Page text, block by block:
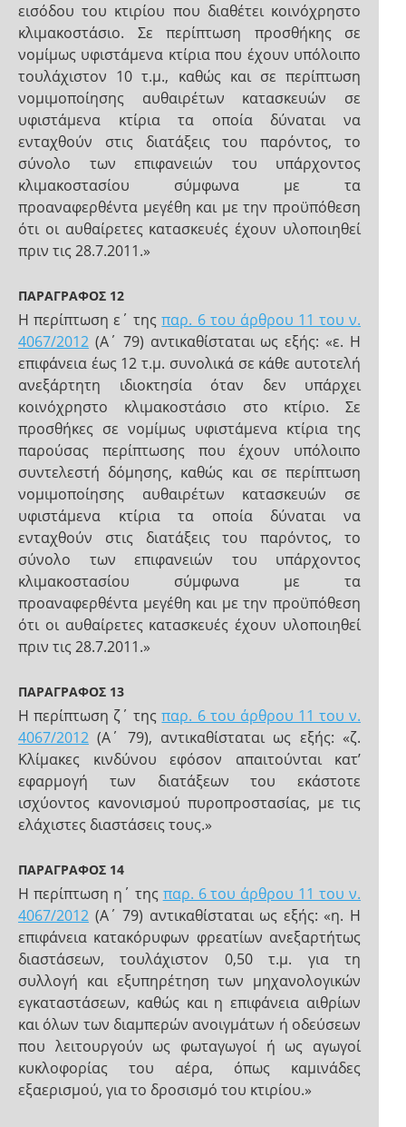
εισόδου του κτιρίου που διαθέτει κοινόχρηστο
κλιμακοστάσιο. Σε περίπτωση προσθήκης σε
νομίμως υφιστάμενα κτίρια που έχουν υπόλοιπο
τουλάχιστον 10 τ.μ., καθώς και σε περίπτωση
νομιμοποίησης αυθαιρέτων κατασκευών σε
υφιστάμενα κτίρια τα οποία δύναται να
ενταχθούν στις διατάξεις του παρόντος, το
σύνολο των επιφανειών του υπάρχοντος
κλιμακοστασίου σύμφωνα με τα
προαναφερθέντα μεγέθη και με την προϋπόθεση
ότι οι αυθαίρετες κατασκευές έχουν υλοποιηθεί
πριν τις 28.7.2011.»
ΠΑΡΑΓΡΑΦΟΣ 12
Η περίπτωση ε΄ τηςπαρ. 6 του άρθρου 11 του ν.
4067/2012 (Α΄ 79) αντικαθίσταται ως εξής: «ε. Η
επιφάνεια έως 12 τ.μ. συνολικά σε κάθε αυτοτελή
ανεξάρτητη ιδιοκτησία όταν δεν υπάρχει
κοινόχρηστο κλιμακοστάσιο στο κτίριο. Σε
προσθήκες σε νομίμως υφιστάμενα κτίρια της
παρούσας περίπτωσης που έχουν υπόλοιπο
συντελεστή δόμησης, καθώς και σε περίπτωση
νομιμοποίησης αυθαιρέτων κατασκευών σε
υφιστάμενα κτίρια τα οποία δύναται να
ενταχθούν στις διατάξεις του παρόντος, το
σύνολο των επιφανειών του υπάρχοντος
κλιμακοστασίου σύμφωνα με τα
προαναφερθέντα μεγέθη και με την προϋπόθεση
ότι οι αυθαίρετες κατασκευές έχουν υλοποιηθεί
πριν τις 28.7.2011.»
ΠΑΡΑΓΡΑΦΟΣ 13
Η περίπτωση ζ΄ τηςπαρ. 6 του άρθρου 11 του ν.
4067/2012 (Α΄ 79), αντικαθίσταται ως εξής: «ζ.
Κλίμακες κινδύνου εφόσον απαιτούνται κατ’
εφαρμογή των διατάξεων του εκάστοτε
ισχύοντος κανονισμού πυροπροστασίας, με τις
ελάχιστες διαστάσεις τους.»
ΠΑΡΑΓΡΑΦΟΣ 14
Η περίπτωση η΄ της παρ. 6 του άρθρου 11 του ν.
4067/2012 (Α΄ 79) αντικαθίσταται ως εξής: «η. Η
επιφάνεια κατακόρυφων φρεατίων ανεξαρτήτως
διαστάσεων, τουλάχιστον 0,50 τ.μ. για τη
συλλογή και εξυπηρέτηση των μηχανολογικών
εγκαταστάσεων, καθώς και η επιφάνεια αιθρίων
και όλων των διαμπερών ανοιγμάτων ή οδεύσεων
που λειτουργούν ως φωταγωγοί ή ως αγωγοί
κυκλοφορίας του αέρα, όπως καμινάδες
εξαερισμού, για το δροσισμό του κτιρίου.»